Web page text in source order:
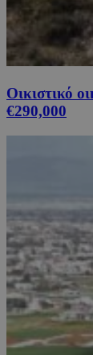
Οικιστικό
€290,000